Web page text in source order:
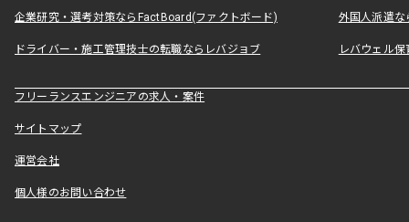
企業研究・選考対策ならFactBoard(ファクトボード) 外国人派遣な
ドライバー・施工管理技士の転職ならレバジョブ レバウェル
フリーランスエンジニアの求人・案件
サイトマップ
運営会社
個人様のお問い合わせ